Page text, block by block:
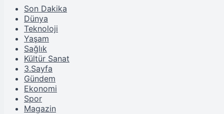
Son Dakika
Dünya
Teknoloji
Yaşam
Sağlık
Kültür Sanat
3.Sayfa
Gündem
Ekonomi
Spor
Magazin